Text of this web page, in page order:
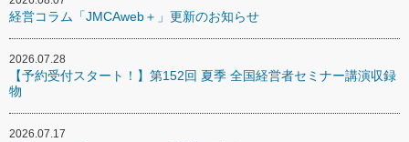
経営コラム「JMCAweb＋」更新のお知らせ
2026.07.28
【予約受付スタート！】第152回 夏季 全国経営者セミナー講演収録
物
2026.07.17